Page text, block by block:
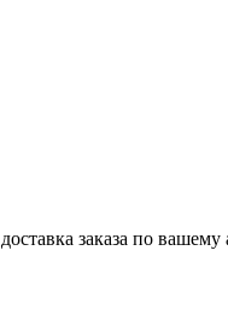
заказа по